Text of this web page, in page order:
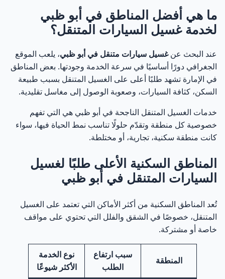
ما هي أفضل المناطق في أبو ظبي
لخدمة غسيل السيارات المتنقل؟
عند البحث عنغسيل سيارات متنقل في أبو ظبي، يلعب الموقع
الجغرافي دورًا أساسيًا في سرعة الخدمة وجودتها. بعض المناطق
في الإمارة تشهد طلبًا أعلى على الغسيل المتنقل بسبب طبيعة
السكن، كثافة السيارات، وصعوبة الوصول إلى مغاسل تقليدية.
خدمات الغسيل المتنقل الناجحة في أبو ظبي هي التي تفهم
خصوصية كل منطقة وتقدّم حلولًا تناسب نمط الحياة فيها، سواء
كانت منطقة سكنية، تجارية، أو مختلطة.
المناطق السكنية الأعلى طلبًا لغسيل
السيارات المتنقل في أبو ظبي
تُعد المناطق السكنية من أكثر الأماكن التي تعتمد على الغسيل
المتنقل، خصوصًا في الشقق والفلل التي تحتوي على مواقف
خاصة أو مشتركة.
المنطقة
سبب ارتفاع
الطلب
نوع الخدمة
الأكثر شيوعًا